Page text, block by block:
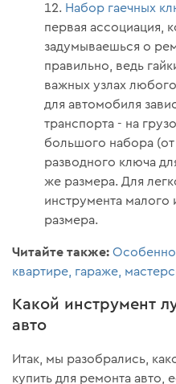
Набор гаечных
первая ассоциация,
задумываешься о
правильно, ведь
важных узлах
для автомобиля
транспорта - на
большого набора
разводного ключа
же размера. Для
инструмента малого
размера.
Читайте также:
квартире, гараже,
Какой инструмент
авто
Итак, мы разобрались,
купить для ремонта авто,